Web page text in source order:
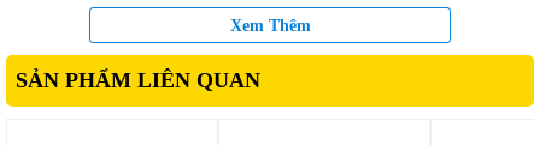
tủ bếp.
Phần cửa lò được làm từ kính chịu nhiệt kết hợp tay cầm
chắc chắn, giúp người dùng dễ dàng đóng mở trong quá
trình sử dụng. Bảng điều khiển điện tử với màn hình hiển thị
Xem Thêm
SẢN PHẨM LIÊN QUAN